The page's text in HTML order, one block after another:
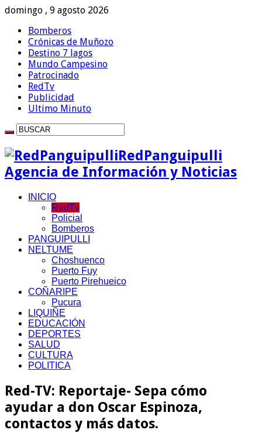
domingo , 9 agosto 2026
Bomberos
Crónicas de Muñozo
Destino 7 lagos
Mundo Campesino
Patrocinado
RedTv
Publicidad
Ultimo Minuto
RedPanguipulli
Agencia de Información y Noticias
INICIO
RedTv
Policial
Bomberos
PANGUIPULLI
NELTUME
Choshuenco
Puerto Fuy
Puerto Pirehueico
COÑARIPE
Pucura
LIQUIÑE
EDUCACIÓN
DEPORTES
SALUD
CULTURA
POLITICA
Red-TV: Reportaje- Sepa cómo
ayudar a don Oscar Espinoza,
contactos y más datos.